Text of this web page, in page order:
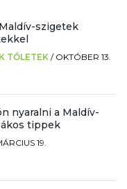
szigetek
TŐLETEK / OKTÓBER 13.
nyaralni a Maldív-
tippek
19.